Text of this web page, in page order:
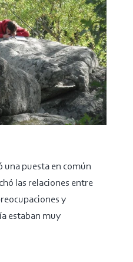
una puesta en común
las relaciones entre
y
estaban muy